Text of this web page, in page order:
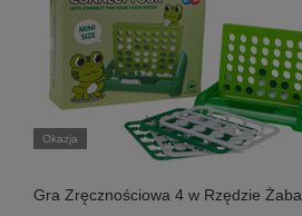
Okazja
Gra Zręcznościowa 4 w Rzędzie Żaba